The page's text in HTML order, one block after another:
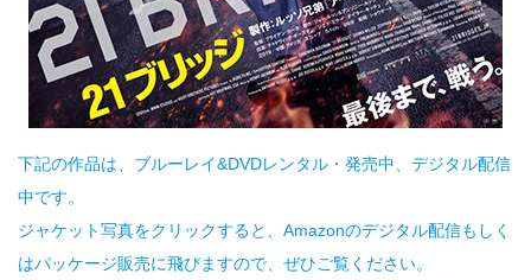
下記の作品は、ブルーレイ&DVDレンタル・発売中、デジタル配信
中です。
ジャケット写真をクリックすると、Amazonのデジタル配信もしく
はパッケージ販売に飛びますので、ぜひご覧ください。